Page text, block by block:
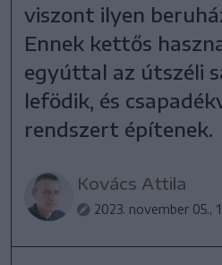
viszont ilyen
Ennek kettős
egyúttal az útszéli
lefödik, és
rendszert építenek.
Kovács Attila
2023. november 05.,